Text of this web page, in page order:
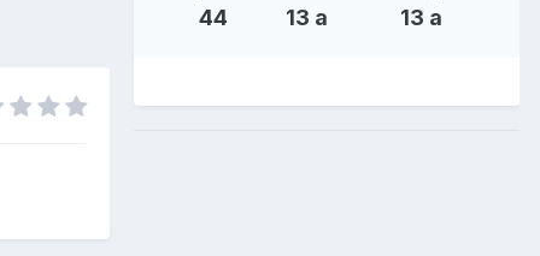
44 13 a 13 a